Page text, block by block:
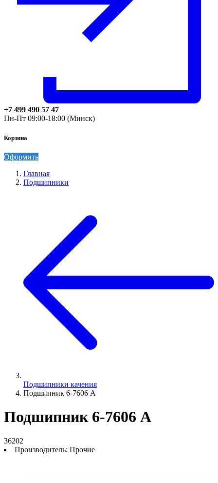
+7 499 490 57 47
Пн-Пт 09:00-18:00 (Минск)
Корзина
Оформить
Главная
Подшипники
Подшипники качения
Подшипник 6-7606 А
Подшипник 6-7606 А
36202
Производитель: Прочие